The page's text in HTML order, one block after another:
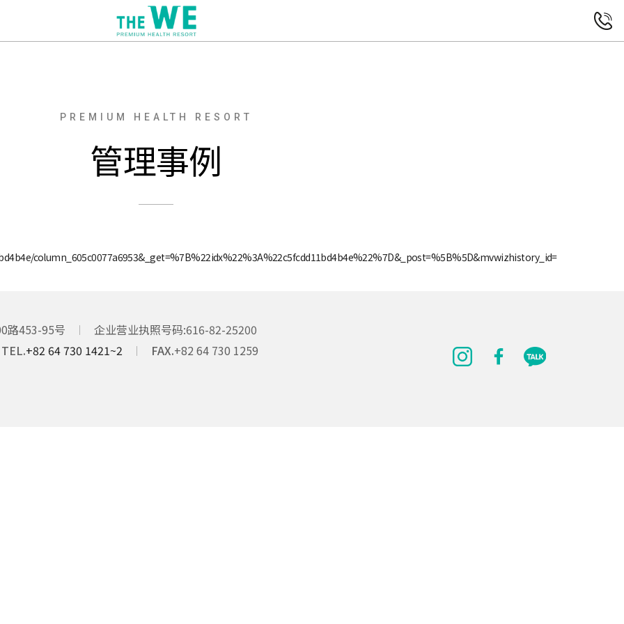
PREMIUM HEALTH RESORT
管理事例
column_605c0077a6953&_get=%7B%22idx%22%3A%22c5fcdd11bd4b4e%22%7D&_post=%5B%5D&mvwizhistory_id=
路453-95号 企业营业执照号码 616-82-25200
TEL.+82 64 730 1421~2 FAX.+82 64 730 1259